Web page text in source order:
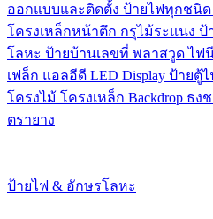
ออกแบบและติดตั้ง ป้ายไฟทุกชนิด
โครงเหล็กหน้าตึก กรุไม้ระแนง
โลหะ ป้ายบ้านเลขที่ พลาสวูด ไ
เฟล็ก แอลอีดี LED Display ป้ายตู้
โครงไม้ โครงเหล็ก Backdrop ธง
ตรายาง
ป้ายไฟ & อักษรโลหะ